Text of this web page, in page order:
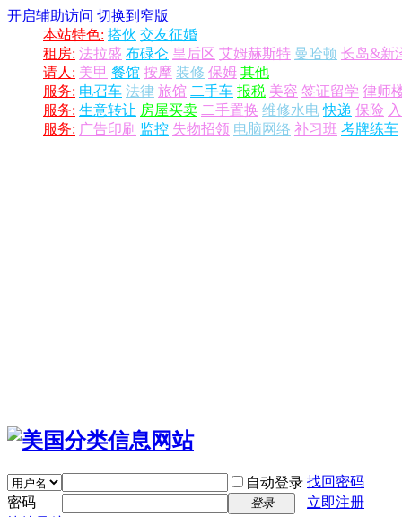
开启辅助访问 切换到窄版
本站特色: 搭伙 交友征婚
租房: 法拉盛 布碌仑 皇后区 艾姆赫斯特 曼哈顿 长岛&新
请人: 美甲 餐馆 按摩 装修 保姆 其他
服务: 电召车 法律 旅馆 二手车 报税 美容 签证留学 律师
服务: 生意转让 房屋买卖 二手置换 维修水电 快递 保险
服务: 广告印刷 监控 失物招领 电脑网络 补习班 考牌练车
自动登录 找回密码
密码
登录
立即注册